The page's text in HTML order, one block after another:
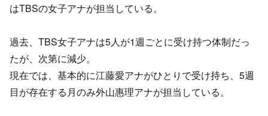
はTBSの女子アナが担当している。
過去、TBS女子アナは5人が1週ごとに受け持つ体制だっ
たが、次第に減少。
現在では、基本的に江藤愛アナがひとりで受け持ち、5週
目が存在する月のみ外山惠理アナが担当している。